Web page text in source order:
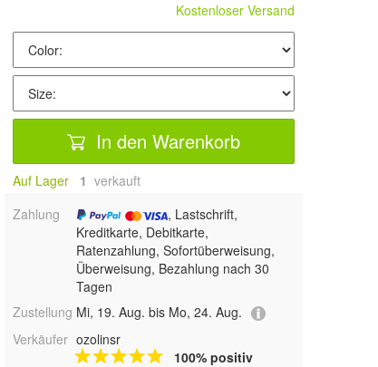
Kostenloser Versand
In den Warenkorb
Auf Lager 1 verkauft
Zahlung
, Lastschrift,
Kreditkarte, Debitkarte,
Ratenzahlung, Sofortüberweisung,
Überweisung, Bezahlung nach 30
Tagen
Zustellung Mi, 19. Aug. bis Mo, 24. Aug.
Verkäufer ozolinsr
100% positiv